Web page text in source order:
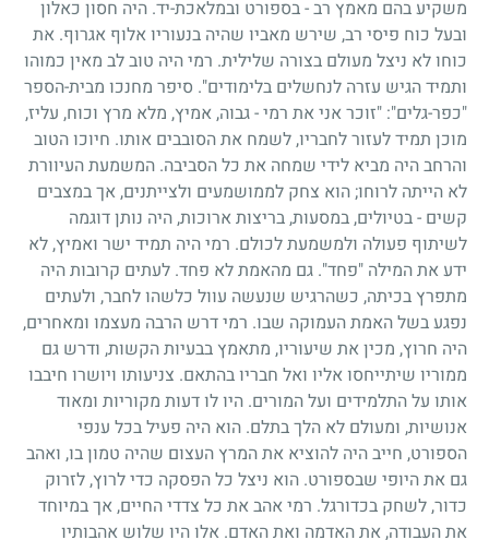
משקיע בהם מאמץ רב-בספורט ובמלאכת-יד. היה חסון כאלון
ובעל כוח פיסי רב, שירש מאביו שהיה בנעוריו אלוף אגרוף. את
כוחו לא ניצל מעולם בצורה שלילית. רמי היה טוב לב מאין כמוהו
ותמיד הגיש עזרה לנחשלים בלימודים". סיפר מחנכו מבית-הספר
"כפר-גלים": "זוכר אני את רמי-גבוה, אמיץ, מלא מרץ וכוח, עליז,
מוכן תמיד לעזור לחבריו, לשמח את הסובבים אותו. חיוכו הטוב
והרחב היה מביא לידי שמחה את כל הסביבה. המשמעת העיוורת
לא הייתה לרוחו; הוא צחק לממושמעים ולצייתנים, אך במצבים
קשים -בטיולים, במסעות, בריצות ארוכות, היה נותן דוגמה
לשיתוף פעולה ולמשמעת לכולם. רמי היה תמיד ישר ואמיץ, לא
ידע את המילה "פחד". גם מהאמת לא פחד. לעתים קרובות היה
מתפרץ בכיתה, כשהרגיש שנעשה עוול כלשהו לחבר, ולעתים
נפגע בשל האמת העמוקה שבו. רמי דרש הרבה מעצמו ומאחרים,
היה חרוץ, מכין את שיעוריו, מתאמץ בבעיות הקשות, ודרש גם
ממוריו שיתייחסו אליו ואל חבריו בהתאם. צניעותו ויושרו חיבבו
אותו על התלמידים ועל המורים. היו לו דעות מקוריות ומאוד
אנושיות, ומעולם לא הלך בתלם. הוא היה פעיל בכל ענפי
הספורט, חייב היה להוציא את המרץ העצום שהיה טמון בו, ואהב
גם את היופי שבספורט. הוא ניצל כל הפסקה כדי לרוץ, לזרוק
כדור, לשחק בכדורגל. רמי אהב את כל צדדי החיים, אך במיוחד
את העבודה, את האדמה ואת האדם. אלו היו שלוש אהבותיו